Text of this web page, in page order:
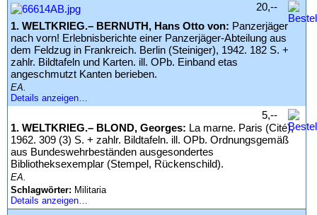
1. WELTKRIEG.– BERNUTH, Hans Otto von: Panzerjäger
nach vorn! Erlebnisberichte einer Panzerjäger-Abteilung aus
dem Feldzug in Frankreich. Berlin (Steiniger), 1942. 182 S. +
zahlr. Bildtafeln und Karten. ill. OPb. Einband etas
angeschmutzt Kanten berieben.
EA.
Details anzeigen…
20,--
1. WELTKRIEG.– BLOND, Georges: La marne. Paris (Cité),
1962. 309 (3) S. + zahlr. Bildtafeln. ill. OPb. Ordnungsgemäß
aus Bundeswehrbeständen ausgesondertes
Bibliotheksexemplar (Stempel, Rückenschild).
EA.
Schlagwörter: Militaria
Details anzeigen…
5,--